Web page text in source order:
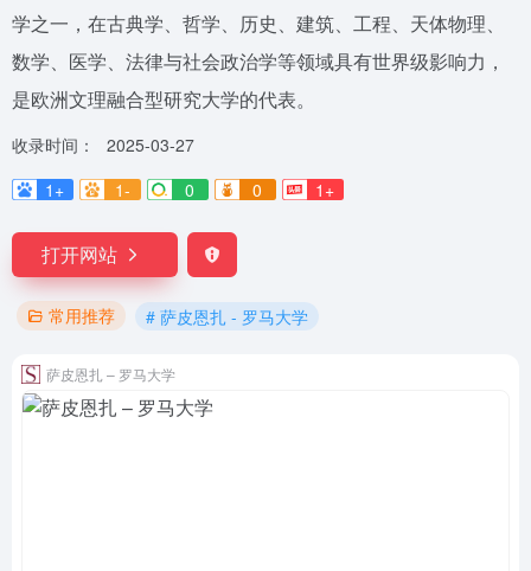
学之一，在古典学、哲学、历史、建筑、工程、天体物理、
数学、医学、法律与社会政治学等领域具有世界级影响力，
是欧洲文理融合型研究大学的代表。
收录时间：
2025-03-27
1+
1- 0 0 1+
打开网站
常用推荐 # 萨皮恩扎 - 罗马大学
萨皮恩扎 – 罗马大学